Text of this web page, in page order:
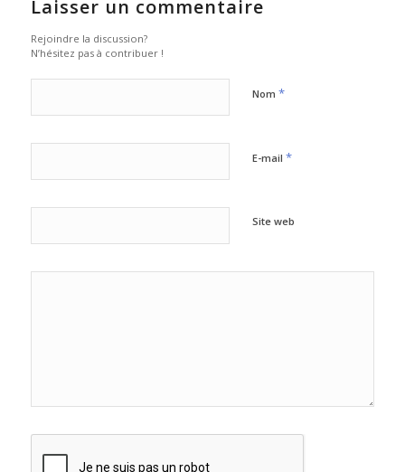
Laisser un commentaire
Rejoindre la discussion?
N’hésitez pas à contribuer !
Nom *
E-mail *
Site web